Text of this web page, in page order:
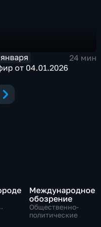
24 мин
от 04.01.2026
Международное
обозрение
Общественно-
политические